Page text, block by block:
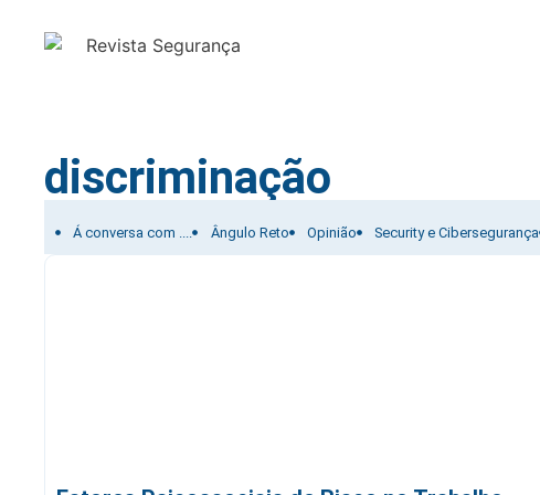
discriminação
Filtrar por:
Á conversa com .... Ângulo Reto Opinião Security e Cibersegurança